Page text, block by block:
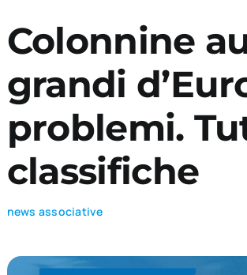
Colonnine
grandi
problemi.
classifiche
news associative